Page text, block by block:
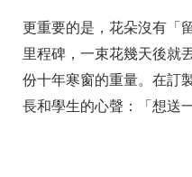
更重要的是，花朵沒有「
里程碑，一束花幾天後就
份十年寒窗的重量。在訂
長和學生的心聲：「想送